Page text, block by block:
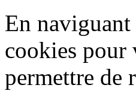
En
cookies pour
permettre de